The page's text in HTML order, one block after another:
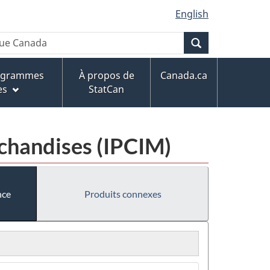
English
À propos de
StatCan
Canada.ca
(IPCIM)
Produits connexes